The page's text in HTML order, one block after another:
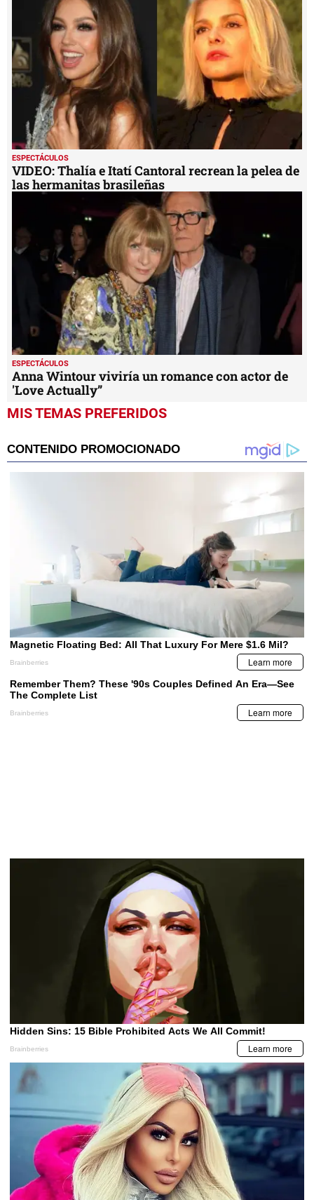
ESPECTÁCULOS
VIDEO: Thalía e Itatí Cantoral recrean la pelea de
las hermanitas brasileñas
ESPECTÁCULOS
Anna Wintour viviría un romance con actor de
'Love Actually”
MIS TEMAS PREFERIDOS